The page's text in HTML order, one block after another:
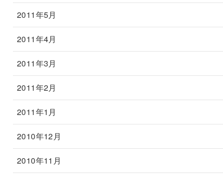
2011年5月
2011年4月
2011年3月
2011年2月
2011年1月
2010年12月
2010年11月